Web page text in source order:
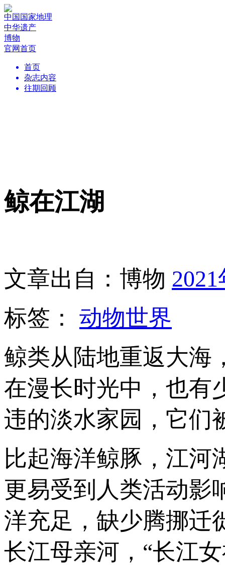
中国国家地理
中华遗产
博物
官网首页
首页
杂志内容
往期回顾
鲸在江湖
文章出自：博物
标签： 动物世界
鲸类从陆地重返大海
在漫长时光中，也有
违的淡水家园，它们
比起海洋鲸豚，江河
更易受到人类活动影
洋充足，缺少腾挪迁
长江母亲河，“长江